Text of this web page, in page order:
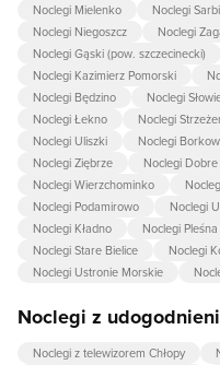
Noclegi Mielenko Noclegi
Noclegi Niegoszcz
Noclegi
Noclegi Gąski (pow. szczecinecki)
Noclegi Kazimierz Pomorski
Noclegi Będzino
Noclegi
Noclegi Łekno
Noclegi
Noclegi Uliszki
Noclegi
Noclegi Ziębrze
Noclegi Dobre
Noclegi Wierzchominko
Noclegi Podamirowo
Noclegi
Noclegi Kładno
Noclegi
Noclegi Stare Bielice
Noclegi
Noclegi Ustronie Morskie
Noclegi z
Noclegi z telewizorem Chłopy